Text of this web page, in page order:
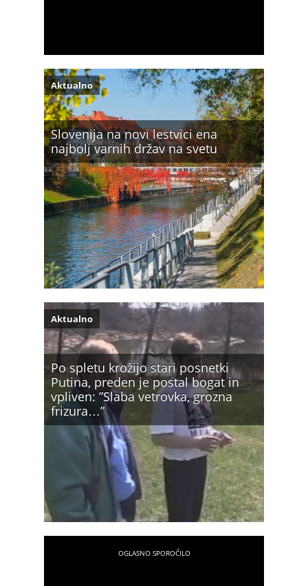
Slovenija na novi lestvici ena
najbolj varnih držav na svetu
Aktualno
Po spletu krožijo stari posnetki
Putina, preden je postal bogat in
vpliven: ”Slaba vetrovka, grozna
frizura…”
Aktualno